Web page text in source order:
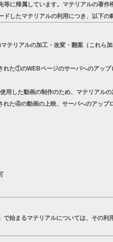
に帰属しています。マテリアルの著
したマテリアルの利用につき、以下
リアルの加工・改変・翻案（これら
た①のWEBページのサーバへのアップ
した動画の制作のため、マテリアルの
た④の動画の上映、サーバへのアップ
始まるマテリアルについては、その